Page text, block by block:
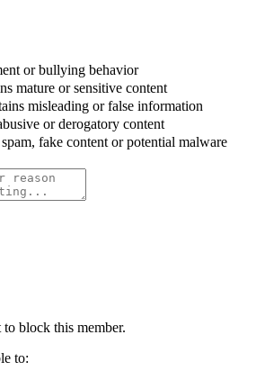
or bullying behavior
mature or sensitive content
misleading or false information
or derogatory content
fake content or potential malware
block this member.
to: